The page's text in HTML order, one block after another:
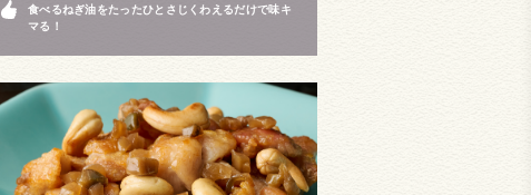
食べるねぎ油をたったひとさじくわえるだけで味キ
マる！